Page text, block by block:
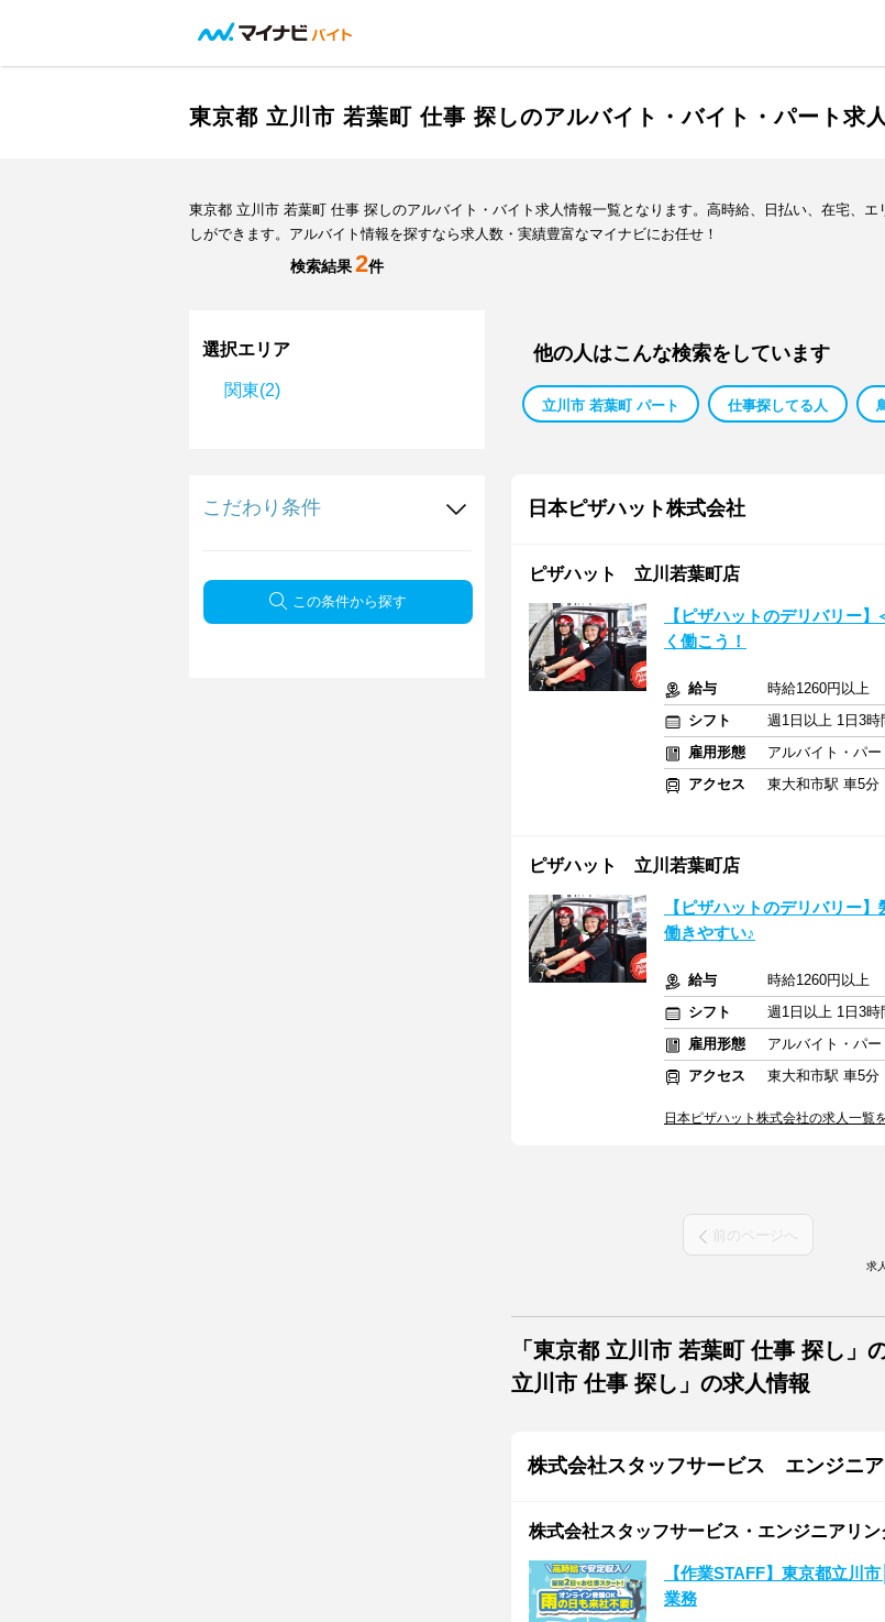
東京都 立川市 若葉町 仕事 探しのアルバイト・バイト・パート求
東京都 立川市 若葉町 仕事 探しのアルバイト・バイト求人情報一覧となります。高時給、日払い、在宅、
しができます。アルバイト情報を探すなら求人数・実績豊富なマイナビにお任せ！
検索結果2件
選択エリア
関東(2)
こだわり条件
この条件から探す
他の人はこんな検索をしています
立川市 若葉町 パート 仕事探してる人
日本ピザハット株式会社
ピザハット 立川若葉町店
【ピザハットのデリバリー
く働こう！
給与
時給1260円以上
シフト
週1日以上 1日3
雇用形態
アルバイト・パー
アクセス
東大和市駅 車5分
ピザハット 立川若葉町店
【ピザハットのデリバリー
働きやすい♪
給与
時給1260円以上
シフト
週1日以上 1日3
雇用形態
アルバイト・パー
アクセス
東大和市駅 車5分
日本ピザハット株式会社の求人一覧
前のページへ
求
「東京都 立川市 若葉町 仕事 探し
立川市 仕事 探し」の求人情報
株式会社スタッフサービス エンジニ
株式会社スタッフサービス・エンジニアリ
【作業STAFF】東京都立川
業務